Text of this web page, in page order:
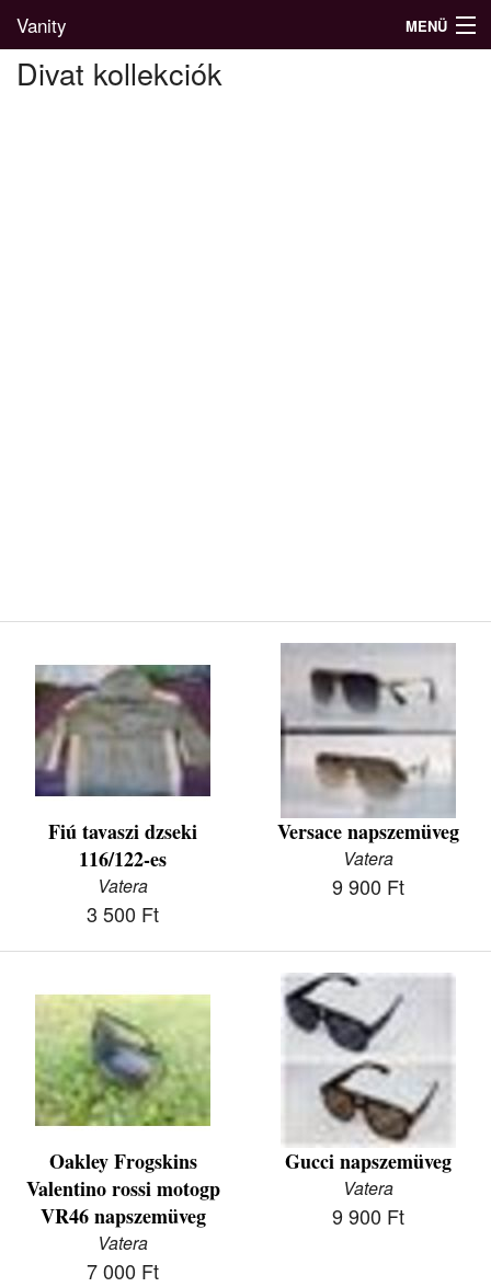
Vanity MENÜ
Divat kollekciók
Fiú tavaszi dzseki
116/122-es
Vatera
3 500 Ft
Versace napszemüveg
Vatera
9 900 Ft
Oakley Frogskins
Valentino rossi motogp
VR46 napszemüveg
Vatera
7 000 Ft
Gucci napszemüveg
Vatera
9 900 Ft